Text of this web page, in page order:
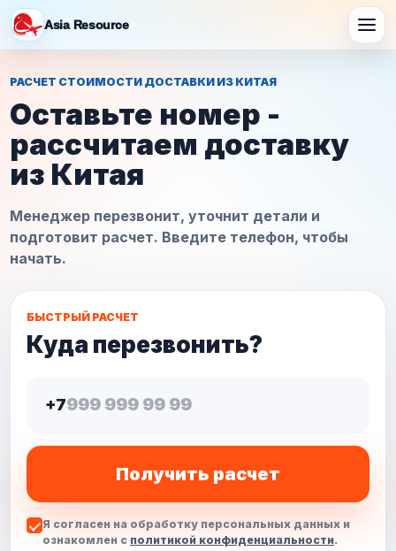
Asia Resource
РАСЧЕТ СТОИМОСТИ ДОСТАВКИ ИЗ КИТАЯ
Оставьте номер -
рассчитаем доставку
из Китая
Менеджер перезвонит, уточнит детали и
подготовит расчет. Введите телефон, чтобы
начать.
БЫСТРЫЙ РАСЧЕТ
Куда перезвонить?
+7
Получить расчет
Я согласен на обработку персональных данных и
ознакомлен с политикой конфиденциальности.